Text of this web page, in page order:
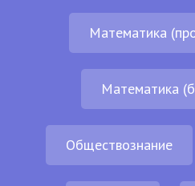
Математика
Математика
Обществознание